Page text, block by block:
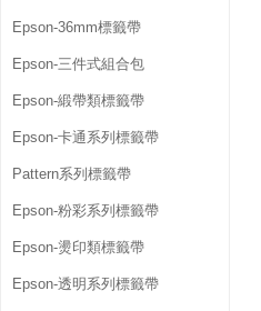
Epson-36mm標籤帶
Epson-三件式組合包
Epson-緞帶類標籤帶
Epson-卡通系列標籤帶
Pattern系列標籤帶
Epson-粉彩系列標籤帶
Epson-燙印類標籤帶
Epson-透明系列標籤帶